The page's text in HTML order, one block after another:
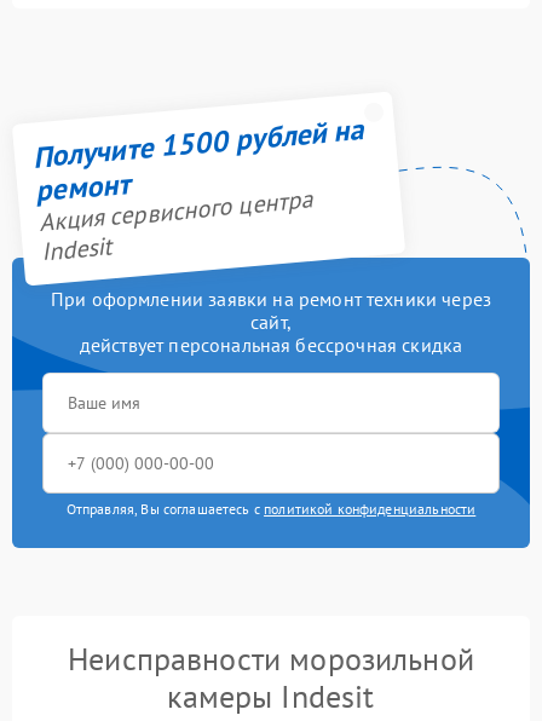
Получите 1500 рублей на
ремонт
Акция сервисного центра
Indesit
При оформлении заявки на ремонт техники через
сайт,
действует персональная бессрочная скидка
Отправляя, Вы соглашаетесь с политикой конфиденциальности
Неисправности морозильной
камеры Indesit